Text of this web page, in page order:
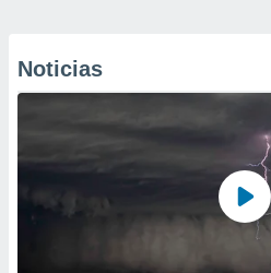
Noticias